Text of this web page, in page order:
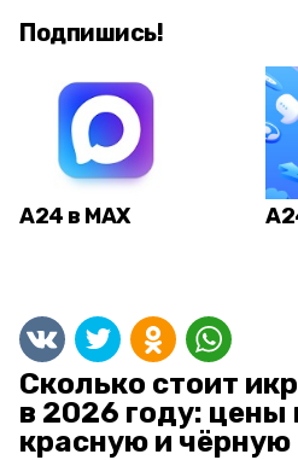
Подпишись!
А24 в MAX
Сколько стоит
в 2026 году:
красную и чёрную